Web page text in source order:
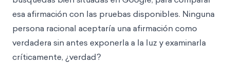
esa afirmación con las pruebas disponibles. Ninguna
persona racional aceptaría una afirmación como
verdadera sin antes exponerla a la luz y examinarla
críticamente, ¿verdad?